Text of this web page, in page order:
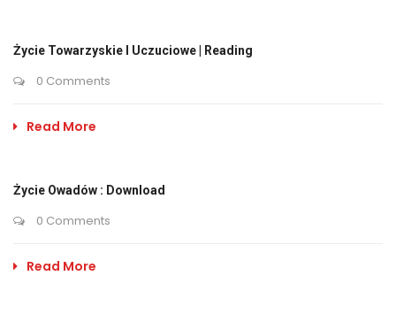
Życie Towarzyskie I Uczuciowe | Reading
0 Comments
Read More
Życie Owadów : Download
0 Comments
Read More